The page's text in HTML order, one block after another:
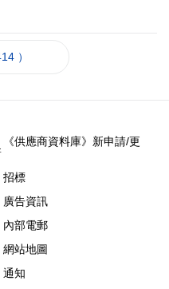
）
《供應商資料庫》新申請/更
招標
廣告資訊
內部電郵
網站地圖
通知